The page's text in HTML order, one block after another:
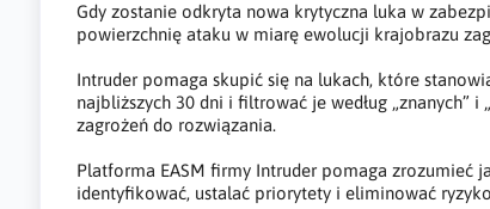
Gdy zostanie odkryta nowa krytyczna luka w
powierzchnię ataku w miarę ewolucji krajobrazu
Intruder pomaga skupić się na lukach, które
najbliższych 30 dni i filtrować je według „znanych”
zagrożeń do rozwiązania.
Platforma EASM firmy Intruder pomaga zrozumieć
identyfikować, ustalać priorytety i eliminować